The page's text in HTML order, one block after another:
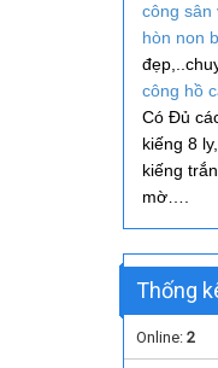
công sân
hòn non
đẹp,..
công hồ
Có Đủ
kiếng 8
kiếng
mờ….
Thống
Online: 2